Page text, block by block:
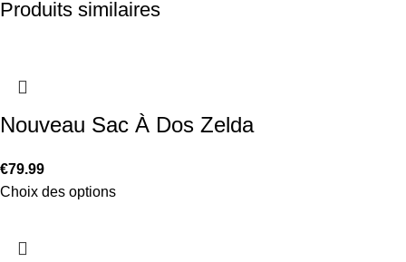
Produits similaires
Nouveau Sac À Dos Zelda
€79.99
Choix des options